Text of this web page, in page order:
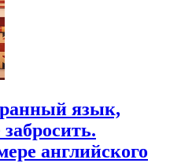
язык,
английского